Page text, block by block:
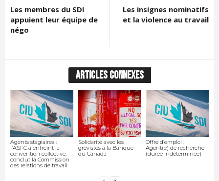
Les membres du SDI
appuient leur équipe de
négo
Les insignes nominatifs
et la violence au travail
ARTICLES CONNEXES
Agents stagiaires :
l’ASFC a enfreint la
convention collective,
conclut la Commission
des relations de travail
Solidarité avec les
grévistes à la Banque
du Canada
Offre d’emploi :
Agent(e) de recherche
(durée indéterminée)